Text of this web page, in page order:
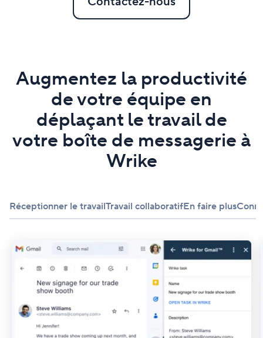
Augmentez la productivité
de votre équipe en
déplaçant le travail de
votre boîte de messagerie à
Wrike
Réceptionner le travailTravail collaboratifEn faire plus